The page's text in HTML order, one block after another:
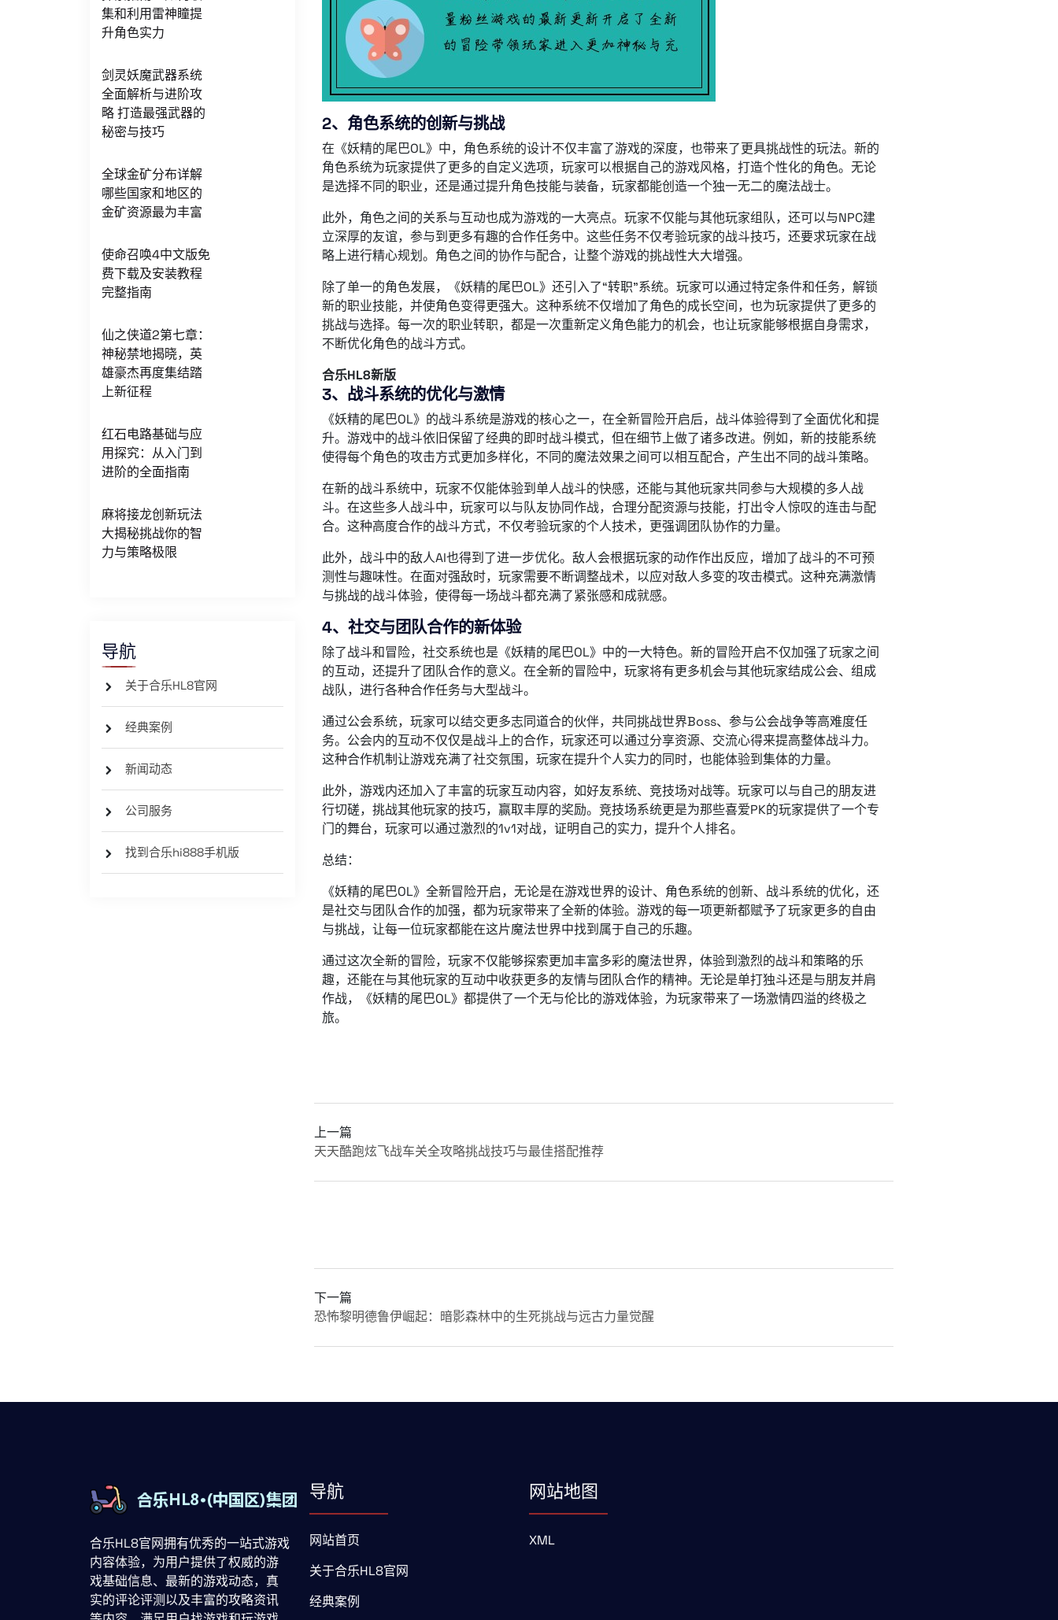
集和利用雷神瞳提
升角色实力
剑灵妖魔武器系统
全面解析与进阶攻
略 打造最强武器的
秘密与技巧
全球金矿分布详解
哪些国家和地区的
金矿资源最为丰富
使命召唤4中文版免
费下载及安装教程
完整指南
仙之侠道2第七章：
神秘禁地揭晓，英
雄豪杰再度集结踏
上新征程
红石电路基础与应
用探究：从入门到
进阶的全面指南
麻将接龙创新玩法
大揭秘挑战你的智
力与策略极限
导航
关于合乐HL8官网
经典案例
新闻动态
公司服务
找到合乐hi888手机版
2、角色系统的创新与挑战
在《妖精的尾巴OL》中，角色系统的设计不仅丰富了游戏的深度，也带来了更具挑战性的玩法。新的
角色系统为玩家提供了更多的自定义选项，玩家可以根据自己的游戏风格，打造个性化的角色。无论
是选择不同的职业，还是通过提升角色技能与装备，玩家都能创造一个独一无二的魔法战士。
此外，角色之间的关系与互动也成为游戏的一大亮点。玩家不仅能与其他玩家组队，还可以与NPC建
立深厚的友谊，参与到更多有趣的合作任务中。这些任务不仅考验玩家的战斗技巧，还要求玩家在战
略上进行精心规划。角色之间的协作与配合，让整个游戏的挑战性大大增强。
除了单一的角色发展，《妖精的尾巴OL》还引入了“转职”系统。玩家可以通过特定条件和任务，解锁
新的职业技能，并使角色变得更强大。这种系统不仅增加了角色的成长空间，也为玩家提供了更多的
挑战与选择。每一次的职业转职，都是一次重新定义角色能力的机会，也让玩家能够根据自身需求，
不断优化角色的战斗方式。
合乐HL8新版
3、战斗系统的优化与激情
《妖精的尾巴OL》的战斗系统是游戏的核心之一，在全新冒险开启后，战斗体验得到了全面优化和提
升。游戏中的战斗依旧保留了经典的即时战斗模式，但在细节上做了诸多改进。例如，新的技能系统
使得每个角色的攻击方式更加多样化，不同的魔法效果之间可以相互配合，产生出不同的战斗策略。
在新的战斗系统中，玩家不仅能体验到单人战斗的快感，还能与其他玩家共同参与大规模的多人战
斗。在这些多人战斗中，玩家可以与队友协同作战，合理分配资源与技能，打出令人惊叹的连击与配
合。这种高度合作的战斗方式，不仅考验玩家的个人技术，更强调团队协作的力量。
此外，战斗中的敌人AI也得到了进一步优化。敌人会根据玩家的动作作出反应，增加了战斗的不可预
测性与趣味性。在面对强敌时，玩家需要不断调整战术，以应对敌人多变的攻击模式。这种充满激情
与挑战的战斗体验，使得每一场战斗都充满了紧张感和成就感。
4、社交与团队合作的新体验
除了战斗和冒险，社交系统也是《妖精的尾巴OL》中的一大特色。新的冒险开启不仅加强了玩家之间
的互动，还提升了团队合作的意义。在全新的冒险中，玩家将有更多机会与其他玩家结成公会、组成
战队，进行各种合作任务与大型战斗。
通过公会系统，玩家可以结交更多志同道合的伙伴，共同挑战世界Boss、参与公会战争等高难度任
务。公会内的互动不仅仅是战斗上的合作，玩家还可以通过分享资源、交流心得来提高整体战斗力。
这种合作机制让游戏充满了社交氛围，玩家在提升个人实力的同时，也能体验到集体的力量。
此外，游戏内还加入了丰富的玩家互动内容，如好友系统、竞技场对战等。玩家可以与自己的朋友进
行切磋，挑战其他玩家的技巧，赢取丰厚的奖励。竞技场系统更是为那些喜爱PK的玩家提供了一个专
门的舞台，玩家可以通过激烈的1v1对战，证明自己的实力，提升个人排名。
总结：
《妖精的尾巴OL》全新冒险开启，无论是在游戏世界的设计、角色系统的创新、战斗系统的优化，还
是社交与团队合作的加强，都为玩家带来了全新的体验。游戏的每一项更新都赋予了玩家更多的自由
与挑战，让每一位玩家都能在这片魔法世界中找到属于自己的乐趣。
通过这次全新的冒险，玩家不仅能够探索更加丰富多彩的魔法世界，体验到激烈的战斗和策略的乐
趣，还能在与其他玩家的互动中收获更多的友情与团队合作的精神。无论是单打独斗还是与朋友并肩
作战，《妖精的尾巴OL》都提供了一个无与伦比的游戏体验，为玩家带来了一场激情四溢的终极之
旅。
上一篇
天天酷跑炫飞战车关全攻略挑战技巧与最佳搭配推荐
下一篇
恐怖黎明德鲁伊崛起：暗影森林中的生死挑战与远古力量觉醒
合乐HL8官网拥有优秀的一站式游戏
内容体验，为用户提供了权威的游
戏基础信息、最新的游戏动态，真
实的评论评测以及丰富的攻略资讯
导航
网站首页
关于合乐HL8官网
经典案例
网站地图
XML